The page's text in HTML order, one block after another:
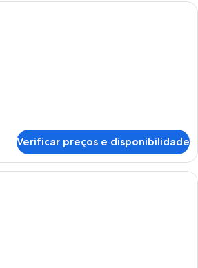
Uma sala de estar moderna com um
Verificar preços e disponibilidade
Uma sala de estar moderna com